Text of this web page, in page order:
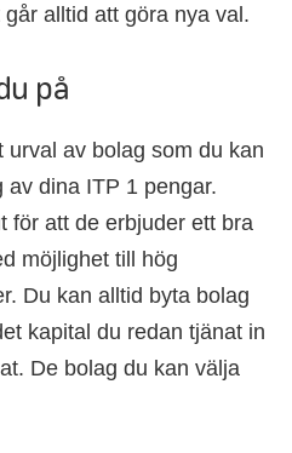
alltid att göra nya val.
på
urval av bolag som du kan
dina ITP 1 pengar.
för att de erbjuder ett bra
möjlighet till hög
Du kan alltid byta bolag
kapital du redan tjänat in
De bolag du kan välja